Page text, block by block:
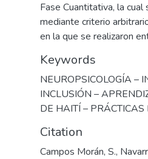
Fase Cuantitativa, la
mediante criterio
en la que se realizaron
Keywords
NEUROPSICOLOGÍA –
INCLUSIÓN –
DE HAITÍ –
Citation
Campos Morán, S.,